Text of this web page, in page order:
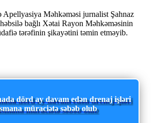
Apellyasiya Məhkəməsi jurnalist Şahnaz
həbsilə bağlı Xətai Rayon Məhkəməsinin
tərəfinin şikayətini təmin etməyib.
dörd ay davam edən drenaj işləri
müraciətə səbəb olub